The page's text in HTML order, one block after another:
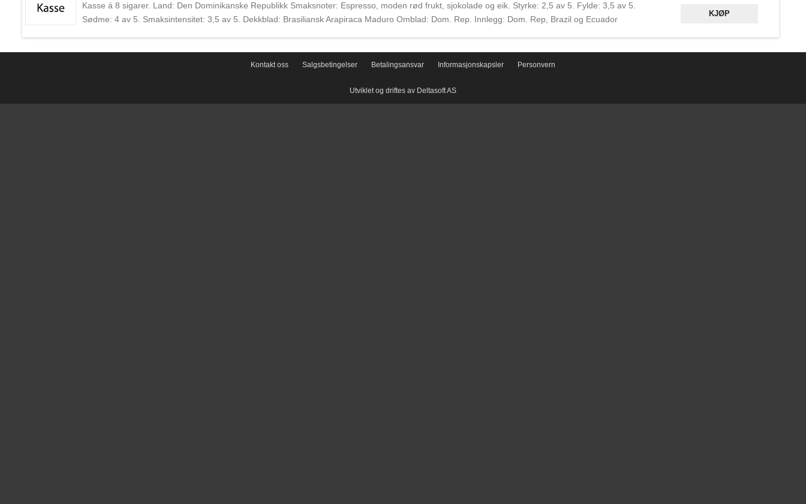
Kasse á 8 sigarer. Land: Den Dominikanske Republikk Smaksnoter: Espresso, moden rød frukt, sjokolade og eik. Styrke: 2,5 av 5. Fylde: 3,5 av 5.
Sødme: 4 av 5. Smaksintensitet: 3,5 av 5. Dekkblad: Brasiliansk Arapiraca Maduro Omblad: Dom. Rep. Innlegg: Dom. Rep, Brazil og Ecuador
Kontakt oss Salgsbetingelser Betalingsansvar Informasjonskapsler Personvern
Utviklet og driftes av Deltasoft AS